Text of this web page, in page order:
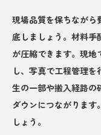
現場品質を保ちながら
底しましょう。材料手
が圧縮できます。現地
し、写真で工程管理
生の一部や搬入経路の
ダウンにつながりま
しょう。